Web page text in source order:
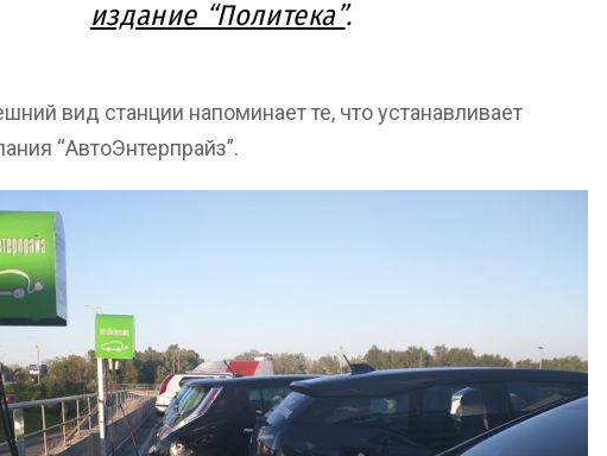
издание “Политека”.
вид станции напоминает те, что устанавливает
“АвтоЭнтерпрайз”.